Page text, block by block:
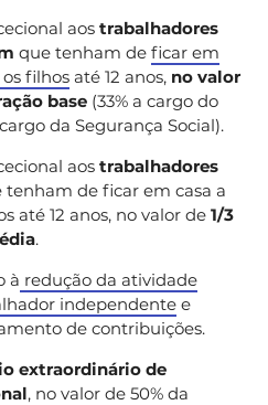
aos trabalhadores
que tenham de ficar em
filhos até 12 anos, no valor
base (33% a cargo do
da Segurança Social).
aos trabalhadores
tenham de ficar em casa a
até 12 anos, no valor de 1/3
.
à redução da atividade
independente e
de contribuições.
extraordinário de
, no valor de 50% da